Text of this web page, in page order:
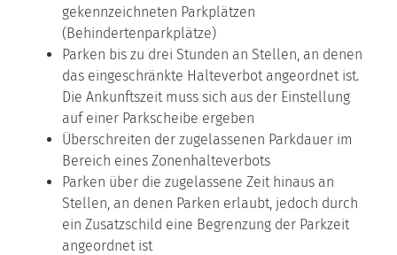
gekennzeichneten Parkplätzen
(Behindertenparkplätze)
Parken bis zu drei Stunden an Stellen, an denen
das eingeschränkte Halteverbot angeordnet ist.
Die Ankunftszeit muss sich aus der Einstellung
auf einer Parkscheibe ergeben
Überschreiten der zugelassenen Parkdauer im
Bereich eines Zonenhalteverbots
Parken über die zugelassene Zeit hinaus an
Stellen, an denen Parken erlaubt, jedoch durch
ein Zusatzschild eine Begrenzung der Parkzeit
angeordnet ist